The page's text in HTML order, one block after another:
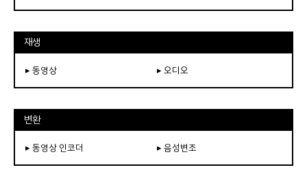
재생
▸ 동영상 ▸ 오디오
변환
▸ 동영상 인코더 ▸ 음성변조